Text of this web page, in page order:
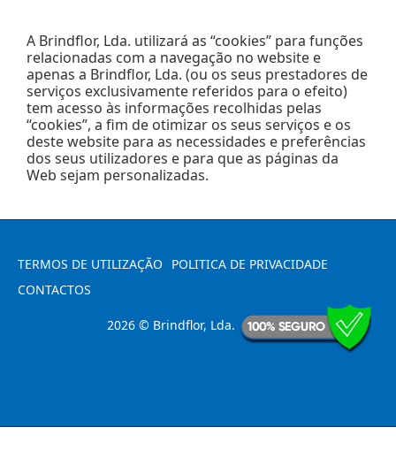
A Brindflor, Lda. utilizará as “cookies” para funções
relacionadas com a navegação no website e
apenas a Brindflor, Lda. (ou os seus prestadores de
serviços exclusivamente referidos para o efeito)
tem acesso às informações recolhidas pelas
“cookies”, a fim de otimizar os seus serviços e os
deste website para as necessidades e preferências
dos seus utilizadores e para que as páginas da
Web sejam personalizadas.
TERMOS DE UTILIZAÇÃO
POLITICA DE PRIVACIDADE
CONTACTOS
2026 © Brindflor, Lda.